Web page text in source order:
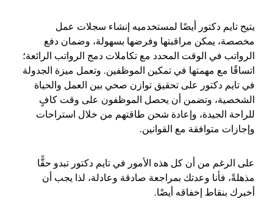
يتيح تايم دكتور أيضًا لمستخدميه إنشاء سجلات عمل
مخصصة، يمكن مراقبتها وفرضها بسهولة، وضمان دفع
الرواتب في الوقت المحدد مع تكاملات دمج الرواتب الرائعة؛
اتساقًا مع مهمتها في تمكين الموظفين. وتعمل ميزة الجدولة
في تايم دكتور على تحقيق توازن صحي بين العمل والحياة
الشخصية، وتضمن أن يحصل الموظفون على وقت كافٍ
للراحة الجيدة، وإعادة شحن طاقتهم من خلال استراحات
وإجازات متوافقة مع القوانين.
على الرغم من أن كل هذه الأمور في تايم دكتور تبدو حقًّا
مذهلةً، فأنا وعدتك بمراجعة صادقة وعادلة، لذا يجب أن
أخبرك بنقاط إخفاقه أيضًا.